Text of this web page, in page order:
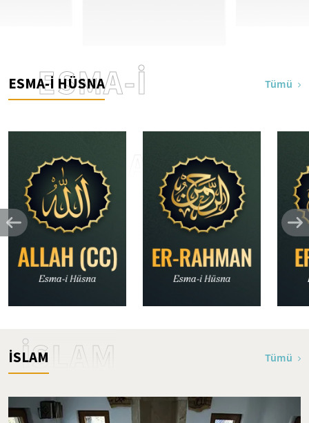
ESMA-İ HÜSNA
ESMA-İ
HÜSNA
Tümü
İSLAM
İSLAM Tümü